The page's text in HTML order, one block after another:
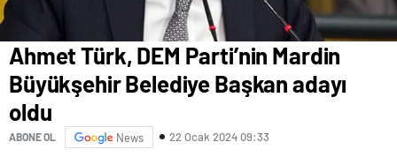
Ahmet Türk, DEM Parti’nin Mardin
Büyükşehir Belediye Başkan adayı
oldu
ABONE OL News 22 Ocak 2024 09:33